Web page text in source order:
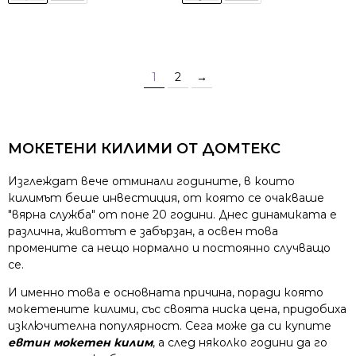
1 2 →
МОКЕТЕНИ КИЛИМИ ОТ ДОМТЕКС
Изглеждат вече отминали годините, в които
килимът беше инвестиция, от която се очакваше
"вярна служба" от поне 20 години. Днес динамиката е
различна, животът е забързан, а освен това
промените са нещо нормално и постоянно случващо
се.
И именно това е основната причина, поради която
мокетените килими, със своята ниска цена, придобиха
изключителна популярност. Сега може да си купите
евтин мокетен килим, а след няколко години да го